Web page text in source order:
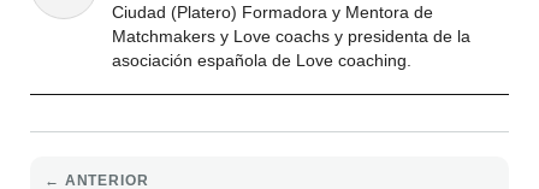
Ciudad (Platero) Formadora y Mentora de
Matchmakers y Love coachs y presidenta de la
asociación española de Love coaching.
← ANTERIOR